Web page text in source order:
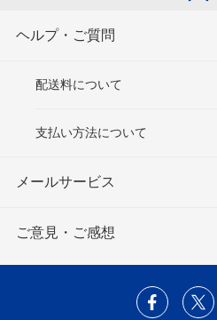
ヘルプ・ご質問
配送料について
支払い方法について
メールサービス
ご意見・ご感想